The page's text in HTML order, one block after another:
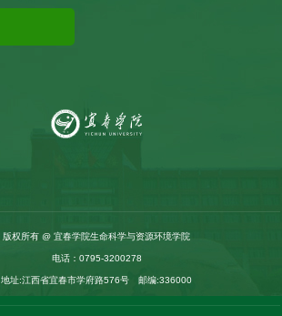
版权所有 @ 宜春学院生命科学与资源环境学院
电话：0795-3200278
地址:江西省宜春市学府路576号 邮编:336000